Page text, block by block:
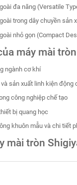
đa năng (Versatile
trong dây chuyền sản
nhỏ gọn (Compact
máy mài
ngành cơ khí
sản xuất linh kiện động
công nghiệp chế tạo
bị quang học
khuôn mẫu và chi tiết
mài tròn